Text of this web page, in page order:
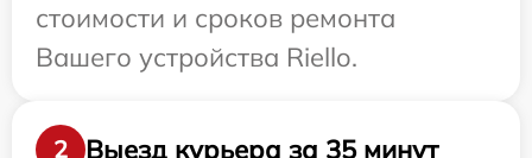
стоимости и сроков ремонта
Вашего устройства Riello.
2
Выезд курьера за 35 минут